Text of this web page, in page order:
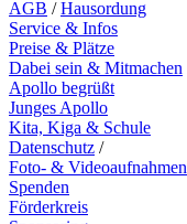
AGB /Hausordung
Service & Infos
Preise & Plätze
Dabei sein & Mitmachen
Apollo begrüßt
Junges Apollo
Kita, Kiga & Schule
Datenschutz /
Foto- & Videoaufnahmen
Spenden
Förderkreis